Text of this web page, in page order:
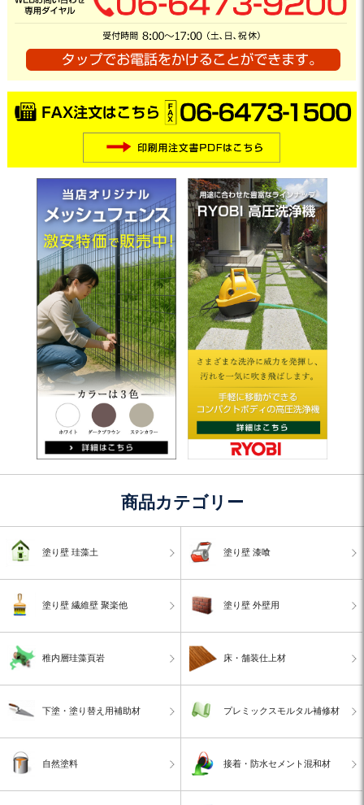
商品カテゴリー
塗り壁 珪藻土 塗り壁 漆喰
塗り壁 繊維壁 聚楽他 塗り壁 外壁用
稚内層珪藻頁岩 床・舗装仕上材
下塗・塗り替え用補助材 プレミックスモルタル補修材
自然塗料 接着・防水セメント混和材